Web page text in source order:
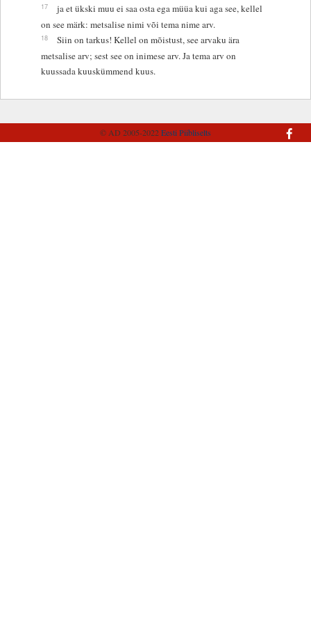
17
ja et ükski muu ei saa osta ega müüa kui aga see, kellel
on see märk: metsalise nimi või tema nime arv.
18
Siin on tarkus! Kellel on mõistust, see arvaku ära
metsalise arv; sest see on inimese arv. Ja tema arv on
kuussada kuuskümmend kuus.
© AD 2005-2022Eesti Piibliselts